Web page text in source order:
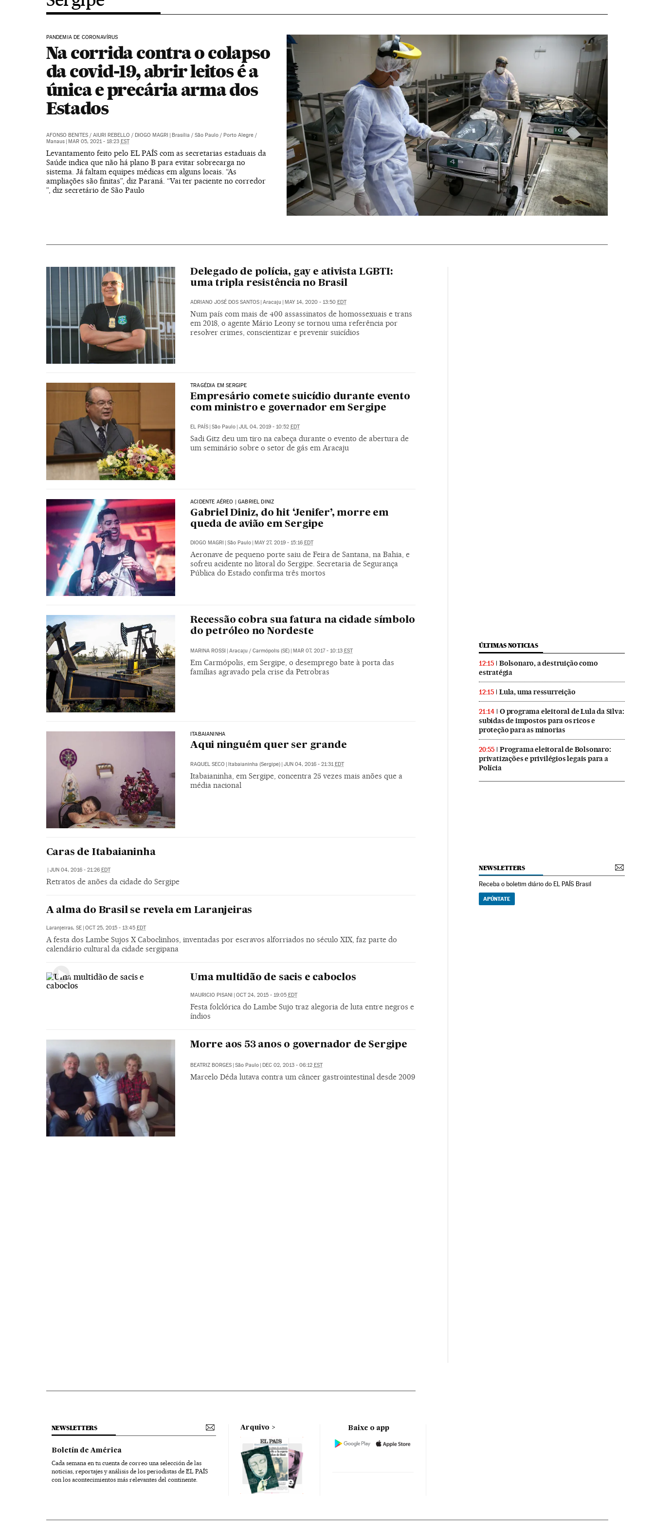
PANDEMIA DE CORONAVÍRUS
Na corrida contra o colapso
da covid-19, abrir leitos é a
única e precária arma dos
Estados
AFONSO BENITES/ AIURI REBELLO / DIOGO MAGRI | Brasília / São Paulo / Porto Alegre /
Manaus | MAR 05, 2021 - 18:23 EST
Levantamento feito pelo EL PAÍS com as secretarias estaduais da
Saúde indica que não há plano B para evitar sobrecarga no
sistema. Já faltam equipes médicas em alguns locais. “As
ampliações são finitas”, diz Paraná. “Vai ter paciente no corredor
”, diz secretário de São Paulo
Delegado de polícia, gay e ativista LGBTI:
uma tripla resistência no Brasil
ADRIANO JOSÉ DOS SANTOS | Aracaju | MAY 14, 2020 - 13:50 EDT
Num país com mais de 400 assassinatos de homossexuais e trans
em 2018, o agente Mário Leony se tornou uma referência por
resolver crimes, conscientizar e prevenir suicídios
TRAGÉDIA EM SERGIPE
Empresário comete suicídio durante evento
com ministro e governador em Sergipe
EL PAÍS São Paulo JUL 04, 2019 - 10:52 EDT
Sadi Gitz deu um tiro na cabeça durante o evento de abertura de
um seminário sobre o setor de gás em Aracaju
ACIDENTE AÉREO | GABRIEL DINIZ
Gabriel Diniz, do hit ‘Jenifer’, morre em
queda de avião em Sergipe
DIOGO MAGRI | São Paulo | MAY 27, 2019 - 15:16 EDT
Aeronave de pequeno porte saiu de Feira de Santana, na Bahia, e
sofreu acidente no litoral do Sergipe. Secretaria de Segurança
Pública do Estado confirma três mortos
Recessão cobra sua fatura na cidade símbolo
do petróleo no Nordeste
MARINA ROSSI | Aracaju / Carmópolis (SE) | MAR 07, 2017 - 10:13 EST
Em Carmópolis, em Sergipe, o desemprego bate à porta das
famílias agravado pela crise da Petrobras
ITABAIANINHA
Aqui ninguém quer ser grande
RAQUEL SECO Itabaianinha (Sergipe) JUN 04, 2016 - 21:31 EDT
Itabaianinha, em Sergipe, concentra 25 vezes mais anões que a
média nacional
Caras de Itabaianinha
| JUN 04, 2016 - 21:26 EDT
Retratos de anões da cidade do Sergipe
A alma do Brasil se revela em Laranjeiras
Laranjeiras, SE | OCT 25, 2015 - 13:45 EDT
A festa dos Lambe Sujos X Caboclinhos, inventadas por escravos alforriados no século XIX, faz parte do
calendário cultural da cidade sergipana
Uma multidão de sacis e caboclos
MAURICIO PISANI | OCT 24, 2015 - 19:05 EDT
Festa folclórica do Lambe Sujo traz alegoria de luta entre negros e
índios
Morre aos 53 anos o governador de Sergipe
BEATRIZ BORGES | São Paulo | DEC 02, 2013 - 06:12 EST
Marcelo Déda lutava contra um câncer gastrointestinal desde 2009
ÚLTIMAS NOTICIAS
12:15
Bolsonaro, a destruição como
estratégia
12:15 Lula, uma ressurreição
21:14
O programa eleitoral de Lula da Silva:
subidas de impostos para os ricos e
proteção para as minorias
20:55
Programa eleitoral de Bolsonaro:
privatizações e privilégios legais para a
Polícia
NEWSLETTERS
Receba o boletim diário do EL PAÍS Brasil
APÚNTATE
NEWSLETTERS
Boletín de América
Cada semana en tu cuenta de correo una selección de las
noticias, reportajes y análisis de los periodistas de EL PAÍS
con los acontecimientos más relevantes del continente.
Arquivo Baixe o app